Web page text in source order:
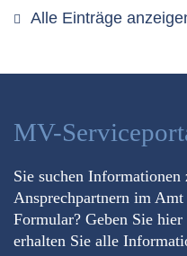
Alle Einträge
MV-
Sie suchen Informationen
Ansprechpartnern im
Formular? Geben Sie
erhalten Sie alle